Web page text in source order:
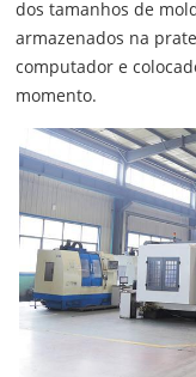
dos tamanhos de
armazenados na
computador e
momento.